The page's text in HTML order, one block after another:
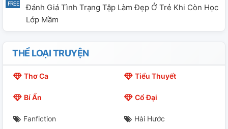
Đánh Giá Tình Trạng Tập Làm Đẹp Ở Trẻ Khi Còn Học
Lớp Mầm
THỂ LOẠI TRUYỆN
Thơ Ca Tiểu Thuyết
Bí Ẩn Cổ Đại
Fanfiction Hài Hước